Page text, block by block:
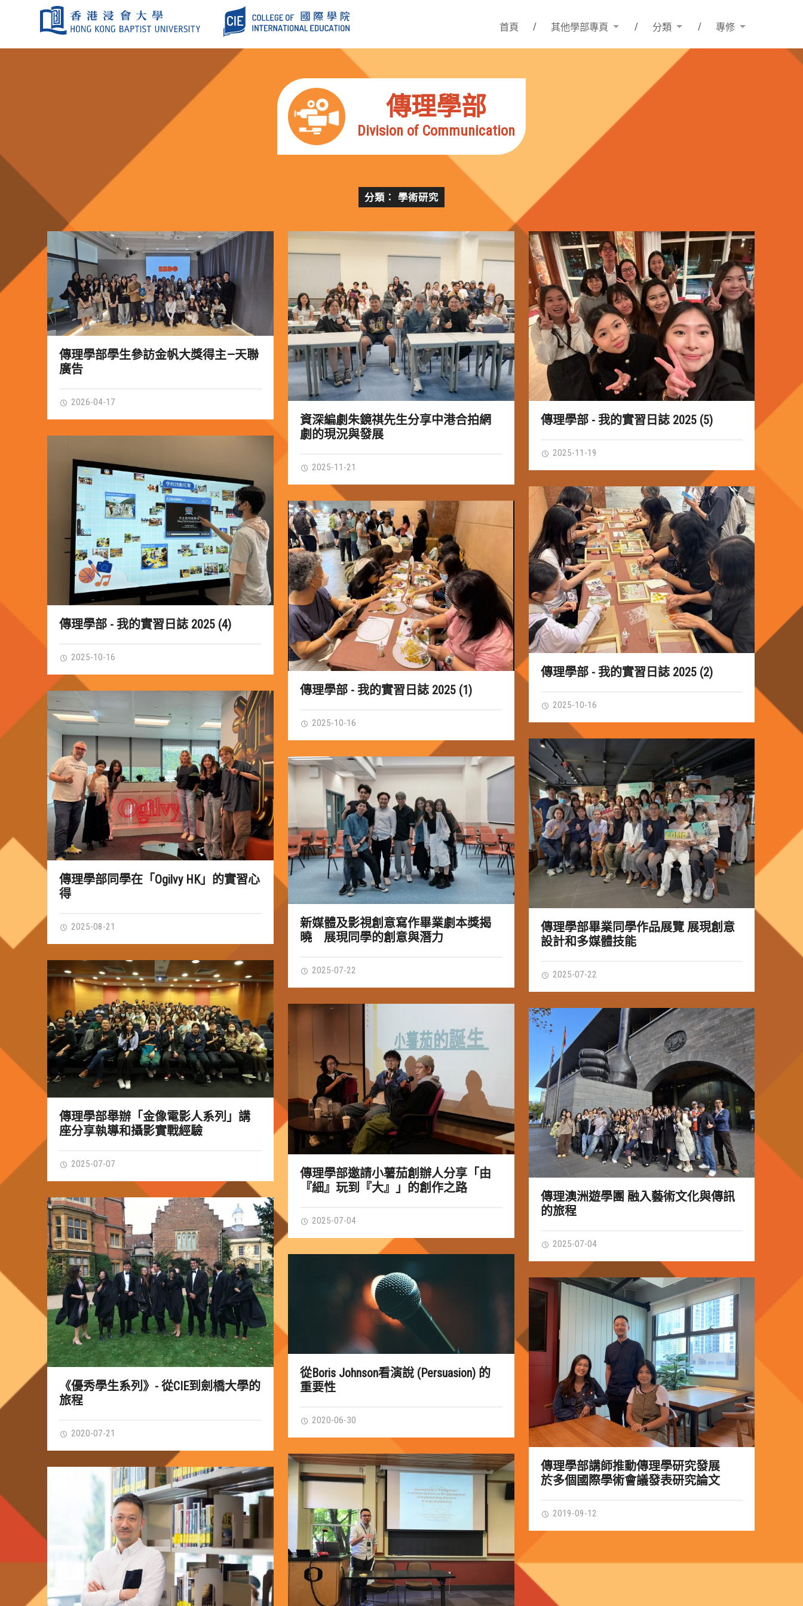
首頁 其他學部專頁 分類 專修
傳理學部
Division of Communication
分類： 學術研究
傳理學部學生參訪金帆大獎得主—天聯
廣告
2026-04-17
資深編劇朱鏡祺先生分享中港合拍網
劇的現況與發展
2025-11-21
傳理學部 - 我的實習日誌 2025 (5)
2025-11-19
傳理學部 - 我的實習日誌 2025 (4)
2025-10-16
傳理學部 - 我的實習日誌 2025 (2)
2025-10-16
傳理學部 - 我的實習日誌 2025 (1)
2025-10-16
傳理學部同學在「Ogilvy HK」的實習心
得
2025-08-21
傳理學部畢業同學作品展覽 展現創意
設計和多媒體技能
2025-07-22
新媒體及影視創意寫作畢業劇本獎揭
曉 展現同學的創意與潛力
2025-07-22
傳理學部舉辦「金像電影人系列」講
座分享執導和攝影實戰經驗
2025-07-07
傳理學部邀請小薯茄創辦人分享「由
『細』玩到『大』」的創作之路
2025-07-04
傳理澳洲遊學團 融入藝術文化與傳訊
的旅程
2025-07-04
《優秀學生系列》- 從CIE到劍橋大學的
旅程
2020-07-21
從Boris Johnson看演說 (Persuasion) 的
重要性
2020-06-30
傳理學部講師推動傳理學研究發展
於多個國際學術會議發表研究論文
2019-09-12